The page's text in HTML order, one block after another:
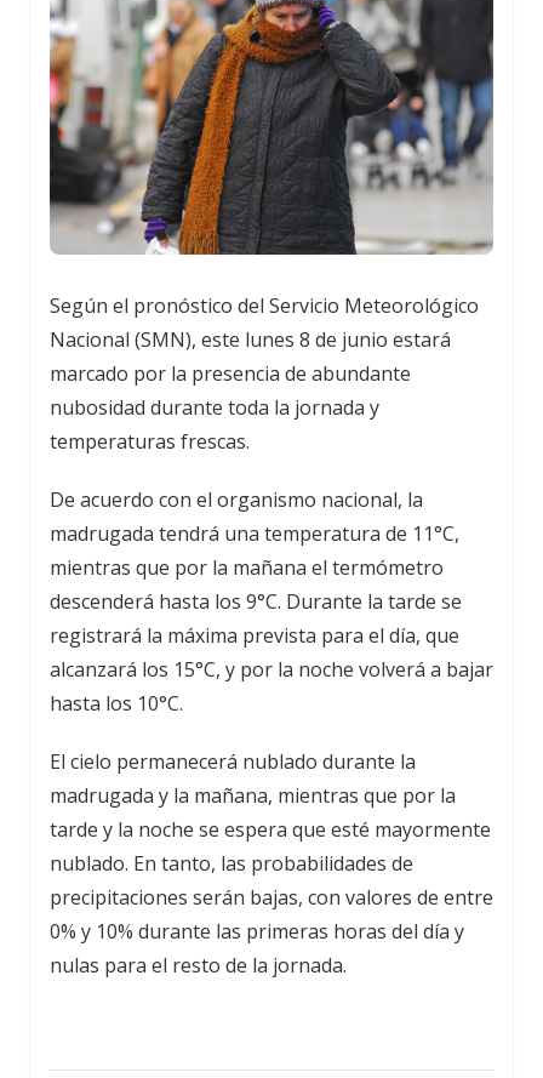
Según el pronóstico del Servicio Meteorológico
Nacional (SMN), este lunes 8 de junio estará
marcado por la presencia de abundante
nubosidad durante toda la jornada y
temperaturas frescas.
De acuerdo con el organismo nacional, la
madrugada tendrá una temperatura de 11°C,
mientras que por la mañana el termómetro
descenderá hasta los 9°C. Durante la tarde se
registrará la máxima prevista para el día, que
alcanzará los 15°C, y por la noche volverá a bajar
hasta los 10°C.
El cielo permanecerá nublado durante la
madrugada y la mañana, mientras que por la
tarde y la noche se espera que esté mayormente
nublado. En tanto, las probabilidades de
precipitaciones serán bajas, con valores de entre
0% y 10% durante las primeras horas del día y
nulas para el resto de la jornada.